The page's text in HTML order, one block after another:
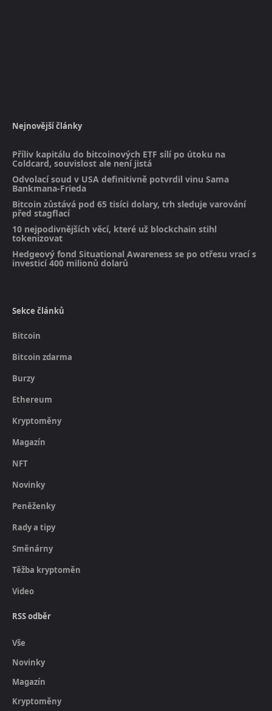
Nejnovější články
Příliv kapitálu do bitcoinových ETF sílí po útoku na
Coldcard, souvislost ale není jistá
Odvolací soud v USA definitivně potvrdil vinu Sama
Bankmana-Frieda
Bitcoin zůstává pod 65 tisíci dolary, trh sleduje varování
před stagflací
10 nejpodivnějších věcí, které už blockchain stihl
tokenizovat
Hedgeový fond Situational Awareness se po otřesu vrací s
investicí 400 milionů dolarů
Sekce článků
Bitcoin
Bitcoin zdarma
Burzy
Ethereum
Kryptoměny
Magazín
NFT
Novinky
Peněženky
Rady a tipy
Směnárny
Těžba kryptoměn
Video
RSS odběr
Vše
Novinky
Magazín
Kryptoměny